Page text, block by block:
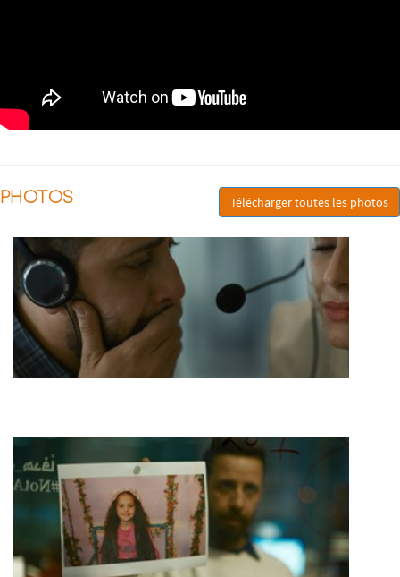
PHOTOS Télécharger toutes les photos